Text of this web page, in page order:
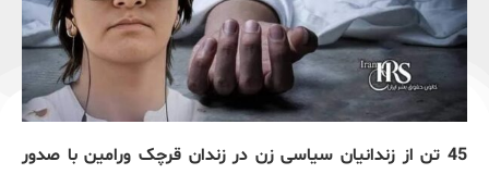
45 تن از زندانیان سیاسی زن در زندان قرچک ورامین با صدور